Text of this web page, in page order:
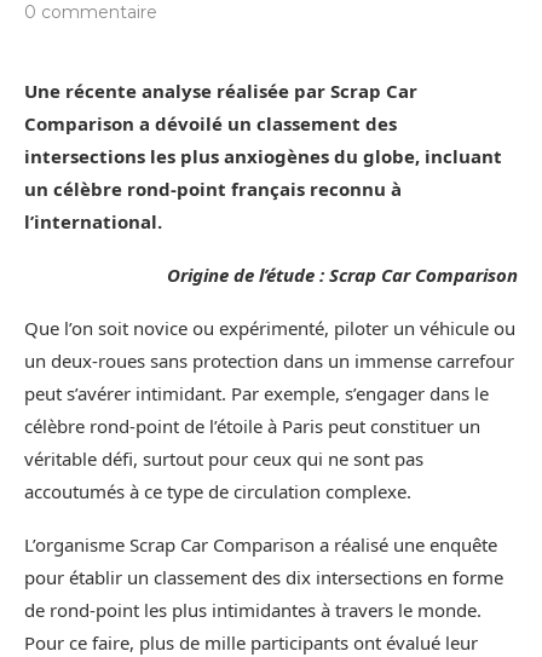
0 commentaire
Une récente analyse réalisée par Scrap Car
Comparison a dévoilé un classement des
intersections les plus anxiogènes du globe, incluant
un célèbre rond-point français reconnu à
l’international.
Origine de l’étude : Scrap Car Comparison
Que l’on soit novice ou expérimenté, piloter un véhicule ou
un deux-roues sans protection dans un immense carrefour
peut s’avérer intimidant. Par exemple, s’engager dans le
célèbre rond-point de l’étoile à Paris peut constituer un
véritable défi, surtout pour ceux qui ne sont pas
accoutumés à ce type de circulation complexe.
L’organisme Scrap Car Comparison a réalisé une enquête
pour établir un classement des dix intersections en forme
de rond-point les plus intimidantes à travers le monde.
Pour ce faire, plus de mille participants ont évalué leur